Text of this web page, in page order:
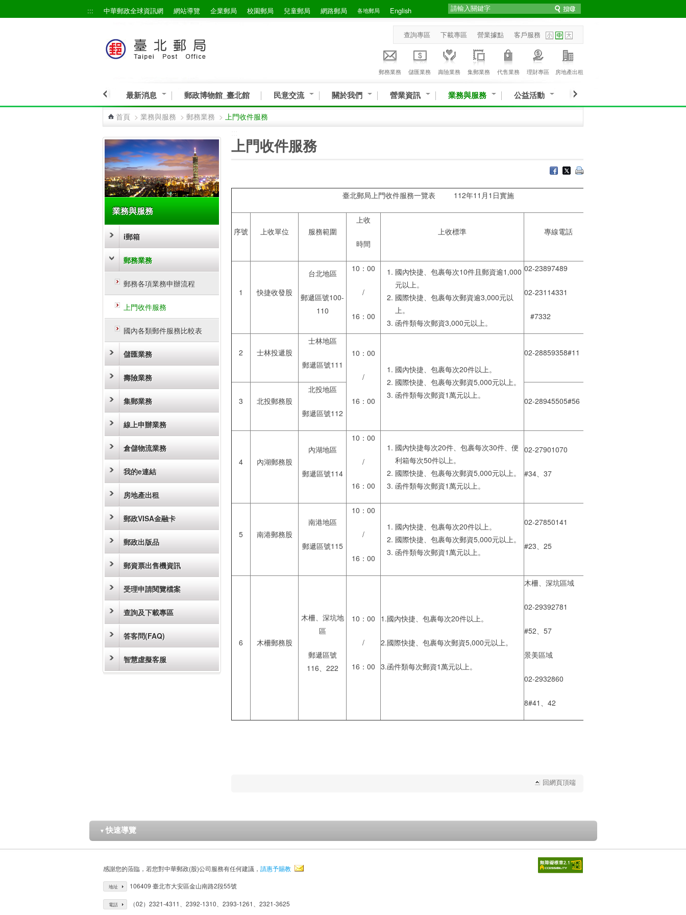
::: 中華郵政全球資訊網 網站導覽 企業郵局 校園郵局 兒童郵局 網路郵局 各地郵局 English
查詢專區 下載專區 營業據點 客戶服務
郵務業務 儲匯業務 壽險業務 集郵業務 代售業務 理財專區 房地產出租
最新消息 郵政博物館_臺北館 民意交流 關於我們 營業資訊 業務與服務 公益活動
首頁 > 業務與服務 > 郵務業務 > 上門收件服務
業務與服務
i郵箱
郵務業務
郵務各項業務申辦流程
上門收件服務
國內各類郵件服務比較表
儲匯業務
壽險業務
集郵業務
線上申辦業務
倉儲物流業務
我的e連結
房地產出租
郵政VISA金融卡
郵政出版品
郵資票出售機資訊
受理申請閱覽檔案
查詢及下載專區
答客問(FAQ)
智慧虛擬客服
上門收件服務
臺北郵局上門收件服務一覽表 112年11月1日實施
序號 上收單位 服務範圍
上收
時間
上收標準 專線電話
1 快捷收發股
台北地區
郵遞區號100-
110
10：00
/
16：00
國內快捷、包裹每次10件且郵資逾1,000
元以上。
國際快捷、包裹每次郵資逾3,000元以
上。
函件類每次郵資3,000元以上。
02-23897489
02-23114331
#7332
2 士林投遞股
士林地區
郵遞區號111
10：00
/
16：00
國內快捷、包裹每次20件以上。
國際快捷、包裹每次郵資5,000元以上。
函件類每次郵資1萬元以上。
02-28859358#11
3 北投郵務股
北投地區
郵遞區號112
02-28945505#56
4 內湖郵務股
內湖地區
郵遞區號114
10：00
/
16：00
國內快捷每次20件、包裹每次30件、便
利箱每次50件以上。
國際快捷、包裹每次郵資5,000元以上。
函件類每次郵資1萬元以上。
02-27901070
#34、37
5 南港郵務股
南港地區
郵遞區號115
10：00
/
16：00
國內快捷、包裹每次20件以上。
國際快捷、包裹每次郵資5,000元以上。
函件類每次郵資1萬元以上。
02-27850141
#23、25
6 木柵郵務股
木柵、深坑地
區
郵遞區號
116、222
10：00
/
16：00
1.國內快捷、包裹每次20件以上。
2.國際快捷、包裹每次郵資5,000元以上。
3.函件類每次郵資1萬元以上。
木柵、深坑區域
02-29392781
#52、57
景美區域
02-2932860
8#41、42
回網頁頂端
▼ 快速導覽
感謝您的蒞臨，若您對中華郵政(股)公司服務有任何建議， 請惠予賜教
地址 106409 臺北市大安區金山南路2段55號
電話 （02）2321-4311、2392-1310、2393-1261、2321-3625